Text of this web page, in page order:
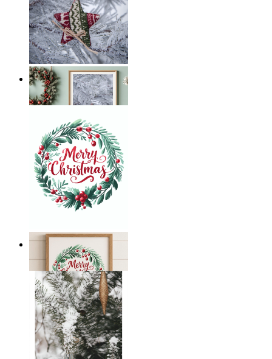
Frosted Star
Ab 14,95 €
Merry Christmas
14,95 €